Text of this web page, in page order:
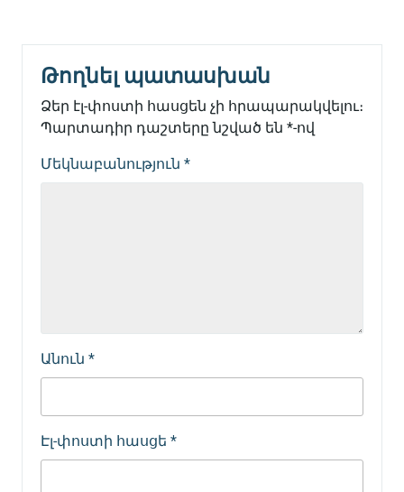
Թողնել պատասխան
Ձեր էլ-փոստի հասցեն չի հրապարակվելու։
Պարտադիր դաշտերը նշված են *-ով
Մեկնաբանություն *
Անուն *
Էլ-փոստի հասցե *